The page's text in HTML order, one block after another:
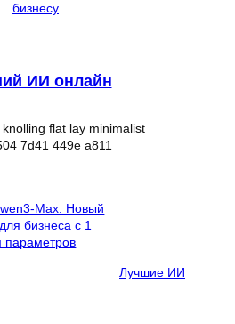
бизнесу
ИИ онлайн
Лучшие ИИ